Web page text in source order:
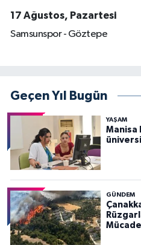
17 Ağustos, Pazartesi
Samsunspor - Göztepe
Geçen Yıl Bugün
YAŞAM
Manisa
GÜNDEM